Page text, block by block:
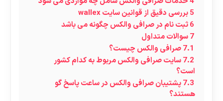
5بررسی دقیق از قوانین سایت wallex
6ثبت نام در صرافی والکس چگونه می باشد
7سوالات متداول
7.1صرافی والکس چیست؟
7.2سایت صرافی والکس مربوط به کدام کشور
است؟
7.3پشتیبان صرافی والکس در ساعت پاسخ گو
هستند؟